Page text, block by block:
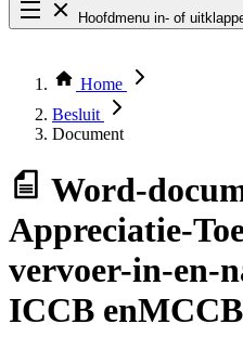
Hoofdmenu in- of
Thema COVID-19
Bekijk per bestuursorgaan
Home
Besluit
Document
Word-
Appreciatie-
vervoer-in-en-
ICCB